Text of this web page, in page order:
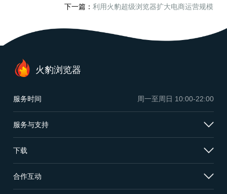
下一篇： 利用火豹超级浏览器扩大电商运营规模
服务时间 周一至周日 10:00-22:00
火豹浏览器
服务与支持
下载
合作互动